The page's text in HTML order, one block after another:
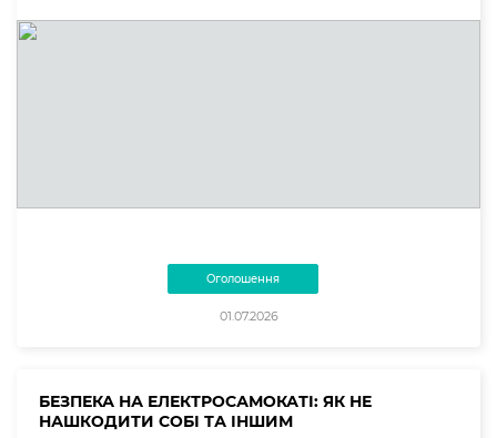
Оголошення
01.07.2026
БЕЗПЕКА НА ЕЛЕКТРОСАМОКАТІ: ЯК НЕ
НАШКОДИТИ СОБІ ТА ІНШИМ